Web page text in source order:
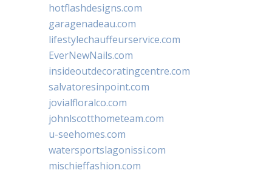
hotflashdesigns.com
garagenadeau.com
lifestylechauffeurservice.com
EverNewNails.com
insideoutdecoratingcentre.com
salvatoresinpoint.com
jovialfloralco.com
johnlscotthometeam.com
u-seehomes.com
watersportslagonissi.com
mischieffashion.com